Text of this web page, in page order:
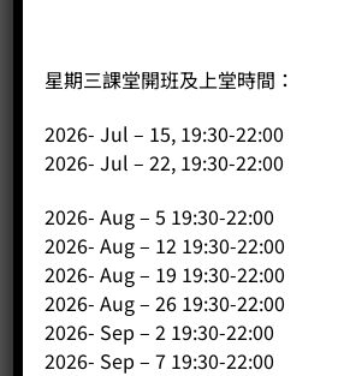
S46 巴拿馬 翡翠莊園 坎納斯維迪斯地
克*7包)
Price: HK$
-
星期三課堂開班及上堂時間：
2026- Jul – 15, 19:30-22:00
2026- Jul – 22, 19:30-22:00
2026- Aug – 5 19:30-22:00
2026- Aug – 12 19:30-22:00
2026- Aug – 19 19:30-22:00
2026- Aug – 26 19:30-22:00
2026- Sep – 2 19:30-22:00
2026- Sep – 7 19:30-22:00